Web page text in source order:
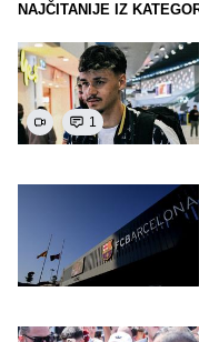
NAJČITANIJE IZ
1